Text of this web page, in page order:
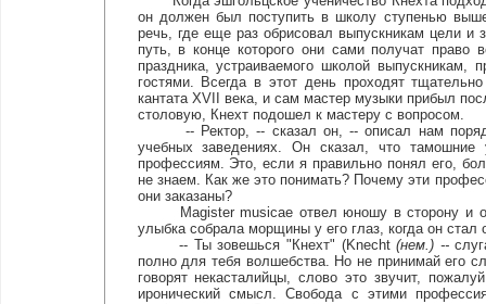
он должен был поступить в школу ступенью
речь, где еще раз обрисовал выпускникам цели
путь, в конце которого они сами получат право
праздника, устраиваемого школой
гостями. Всегда в этот день проходят
кантата XVII века, и сам мастер музыки прибыл
столовую, Кнехт подошел к мастеру с вопросом.
-- Ректор, -- сказал он, -- описал нам
учебных заведениях. Он сказал, что тамошние
профессиям. Это, если я правильно понял его,
не знаем. Как же это понимать? Почему эти
они заказаны?
Magister musicae отвел юношу в сторону и
улыбка собрала морщины у его глаз, когда он стал
-- Ты зовешься "Кнехт" (Knecht(нем.) --
полно для тебя волшебства. Но не принимай его
говорят некасталийцы, слово это звучит,
иронический смысл. Свобода с этими